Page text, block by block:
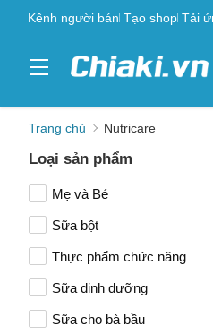
Kênh người bán Tạo shop Tải
Trang chủ Nutricare
Loại sản phẩm
Mẹ và Bé
Sữa bột
Thực phẩm chức năng
Sữa dinh dưỡng
Sữa cho bà bầu